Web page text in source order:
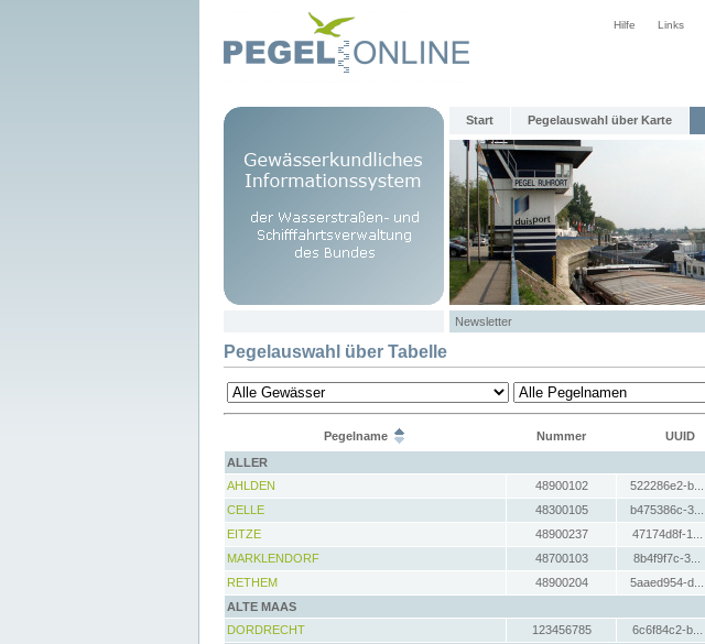
Hilfe Links
Start Pegelauswahl über Karte
Newsletter
Pegelauswahl über Tabelle
Pegelname Nummer UUID
ALLER
AHLDEN
48900102 522286e2-b...
CELLE
48300105 b475386c-3...
EITZE
48900237 47174d8f-1...
MARKLENDORF
48700103 8b4f9f7c-3...
RETHEM
48900204 5aaed954-d...
ALTE MAAS
DORDRECHT
123456785 6c6f84c2-b...